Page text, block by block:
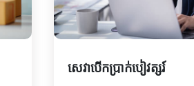
សេវាបើកប្រាក់បៀវត្សរ៍